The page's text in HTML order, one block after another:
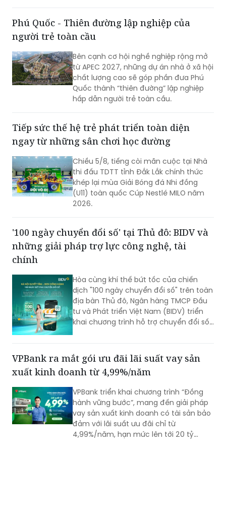
tỷ lệ đối với phần lợi nhuận vượt kế
hoạch.
Phú Quốc - Thiên đường lập nghiệp của
người trẻ toàn cầu
Bên cạnh cơ hội nghề nghiệp rộng mở
từ APEC 2027, những dự án nhà ở xã hội
chất lượng cao sẽ góp phần đưa Phú
Quốc thành “thiên đường” lập nghiệp
hấp dẫn người trẻ toàn cầu.
Tiếp sức thế hệ trẻ phát triển toàn diện
ngay từ những sân chơi học đường
Chiều 5/8, tiếng còi mãn cuộc tại Nhà
thi đấu TDTT tỉnh Đắk Lắk chính thức
khép lại mùa Giải Bóng đá Nhi đồng
(U11) toàn quốc Cúp Nestlé MILO năm
2026.
'100 ngày chuyển đổi số' tại Thủ đô: BIDV và
những giải pháp trợ lực công nghệ, tài
chính
Hòa cùng khí thế bứt tốc của chiến
dịch "100 ngày chuyển đổi số" trên toàn
địa bàn Thủ đô, Ngân hàng TMCP Đầu
tư và Phát triển Việt Nam (BIDV) triển
khai chương trình hỗ trợ chuyển đổi số
nghiệp.
VPBank ra mắt gói ưu đãi lãi suất vay sản
xuất kinh doanh từ 4,99%/năm
VPBank triển khai chương trình “Đồng
hành vững bước”, mang đến giải pháp
vay sản xuất kinh doanh có tài sản bảo
đảm với lãi suất ưu đãi chỉ từ
4,99%/năm, hạn mức lên tới 20 tỷ